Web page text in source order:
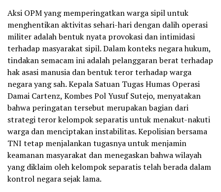
Aksi OPM yang memperingatkan warga sipil untuk
menghentikan aktivitas sehari-hari dengan dalih operasi
militer adalah bentuk nyata provokasi dan intimidasi
terhadap masyarakat sipil. Dalam konteks negara hukum,
tindakan semacam ini adalah pelanggaran berat terhadap
hak asasi manusia dan bentuk teror terhadap warga
negara yang sah. Kepala Satuan Tugas Humas Operasi
Damai Cartenz, Kombes Pol Yusuf Sutejo, menyatakan
bahwa peringatan tersebut merupakan bagian dari
strategi teror kelompok separatis untuk menakut-nakuti
warga dan menciptakan instabilitas. Kepolisian bersama
TNI tetap menjalankan tugasnya untuk menjamin
keamanan masyarakat dan menegaskan bahwa wilayah
yang diklaim oleh kelompok separatis telah berada dalam
kontrol negara sejak lama.